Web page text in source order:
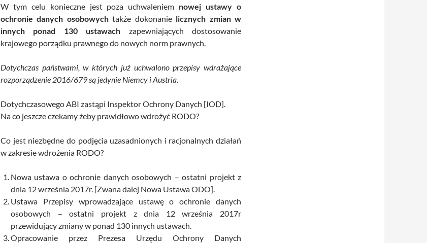
W tym celu konieczne jest poza uchwaleniem nowej ustawy o
ochronie danych osobowychtakże dokonanie licznych zmian w
innych ponad 130 ustawach zapewniających dostosowanie
krajowego porządku prawnego do nowych norm prawnych.
Dotychczas państwami, w których już uchwalono przepisy wdrażające
rozporządzenie 2016/679 są jedynie Niemcy i Austria.
Dotychczasowego ABI zastąpi Inspektor Ochrony Danych [IOD].
Na co jeszcze czekamy żeby prawidłowo wdrożyć RODO?
Co jest niezbędne do podjęcia uzasadnionych i racjonalnych działań
w zakresie wdrożenia RODO?
Nowa ustawa o ochronie danych osobowych – ostatni projekt z
dnia 12 września 2017r. [Zwana dalej Nowa Ustawa ODO].
Ustawa Przepisy wprowadzające ustawę o ochronie danych
osobowych – ostatni projekt z dnia 12 września 2017r
przewidujący zmiany w ponad 130 innych ustawach.
Opracowanie przez Prezesa Urzędu Ochrony Danych